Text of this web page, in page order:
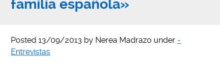
familia española»
Posted13/09/2013 by Nerea Madrazo under -
Entrevistas